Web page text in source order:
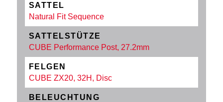
SATTEL
Natural Fit Sequence
SATTELSTÜTZE
CUBE Performance Post, 27.2mm
FELGEN
CUBE ZX20, 32H, Disc
BELEUCHTUNG